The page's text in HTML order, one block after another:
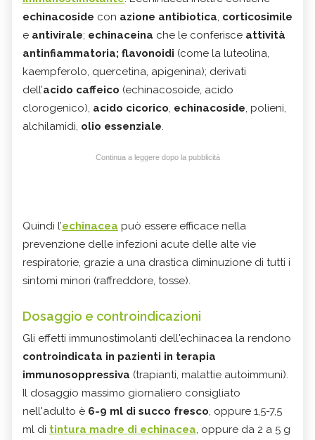
echinacoside con azione antibiotica, corticosimile
e antivirale; echinaceina che le conferisce attività
antinfiammatoria; flavonoidi (come la luteolina,
kaempferolo, quercetina, apigenina); derivati
dell’acido caffeico (echinacosoide, acido
clorogenico), acido cicorico, echinacoside, polieni,
alchilamidi, olio essenziale.
Continua a leggere dopo la pubblicità
Quindi l’echinacea può essere efficace nella
prevenzione delle infezioni acute delle alte vie
respiratorie, grazie a una drastica diminuzione di tutti i
sintomi minori (raffreddore, tosse).
Dosaggio e controindicazioni
Gli effetti immunostimolanti dell'echinacea la rendono
controindicata in pazienti in terapia
immunosoppressiva (trapianti, malattie autoimmuni).
Il dosaggio massimo giornaliero consigliato
nell'adulto è 6-9 ml di succo fresco, oppure 1,5-7,5
ml di tintura madre di echinacea, oppure da 2 a 5 g